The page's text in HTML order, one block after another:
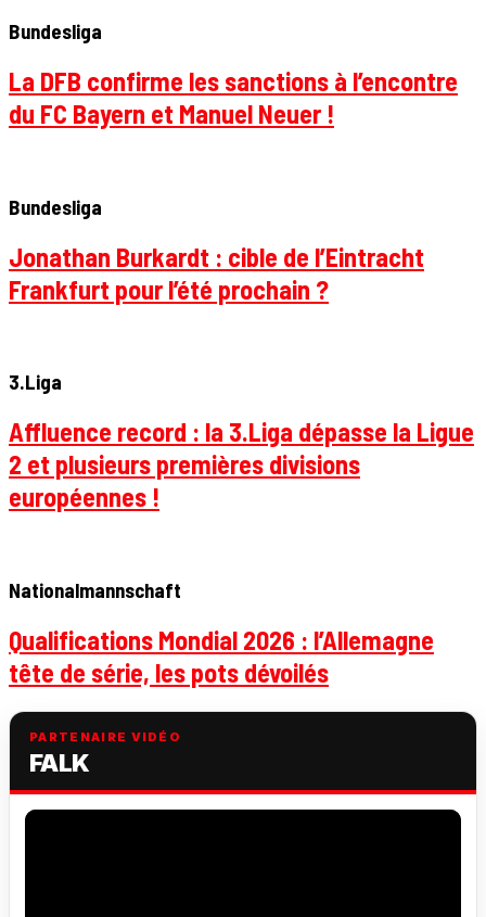
Bundesliga
La DFB confirme les sanctions à l’encontre
du FC Bayern et Manuel Neuer !
Bundesliga
Jonathan Burkardt : cible de l’Eintracht
Frankfurt pour l’été prochain ?
3.Liga
Affluence record : la 3.Liga dépasse la Ligue
2 et plusieurs premières divisions
européennes !
Nationalmannschaft
Qualifications Mondial 2026 : l’Allemagne
tête de série, les pots dévoilés
PARTENAIRE VIDÉO
FALK